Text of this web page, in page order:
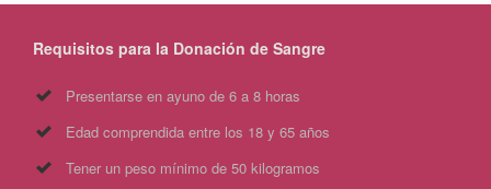
Requisitos para la Donación de Sangre
Presentarse en ayuno de 6 a 8 horas
Edad comprendida entre los 18 y 65 años
Tener un peso mínimo de 50 kilogramos